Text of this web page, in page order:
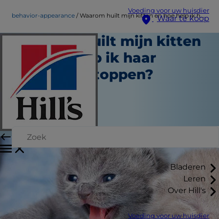
Voeding voor uw huisdier
Waar te koop
Bladeren
Leren
Over Hill's
Voeding voor uw huisdier
behavior-appearance Waarom huilt mijn kitten en hoe help ik haar ermee te stoppen?
Waarom huilt mijn kitten
en hoe help ik haar
ermee te stoppen?
Gedrag en uiterlijk
Christine O'Brien
Mei 25, 2022